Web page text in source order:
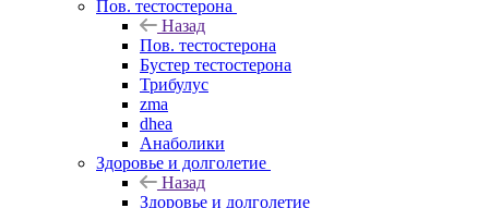
Пов. тестостерона
Назад
Пов. тестостерона
Бустер тестостерона
Трибулус
zma
dhea
Анаболики
Здоровье и долголетие
Назад
Здоровье и долголетие